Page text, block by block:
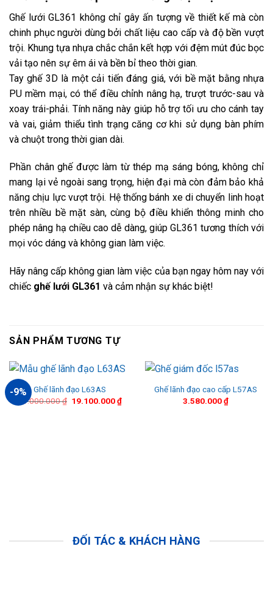
Ghế lưới GL361 không chỉ gây ấn tượng về thiết kế mà còn
chinh phục người dùng bởi chất liệu cao cấp và độ bền vượt
trội. Khung tựa nhựa chắc chắn kết hợp với đệm mút đúc bọc
vải tạo nên sự êm ái và bền bỉ theo thời gian.
Tay ghế 3D là một cải tiến đáng giá, với bề mặt bằng nhựa
PU mềm mại, có thể điều chỉnh nâng hạ, trượt trước-sau và
xoay trái-phải. Tính năng này giúp hỗ trợ tối ưu cho cánh tay
và vai, giảm thiểu tình trạng căng cơ khi sử dụng bàn phím
và chuột trong thời gian dài.
Phần chân ghế được làm từ thép mạ sáng bóng, không chỉ
mang lại vẻ ngoài sang trọng, hiện đại mà còn đảm bảo khả
năng chịu lực vượt trội. Hệ thống bánh xe di chuyển linh hoạt
trên nhiều bề mặt sàn, cùng bộ điều khiển thông minh cho
phép nâng hạ chiều cao dễ dàng, giúp GL361 tương thích với
mọi vóc dáng và không gian làm việc.
Hãy nâng cấp không gian làm việc của bạn ngay hôm nay với
chiếc ghế lưới GL361 và cảm nhận sự khác biệt!
SẢN PHẨM TƯƠNG TỰ
-9%
Ghế lãnh đạo L63AS
21.000.000₫ Giá
19.100.000₫Giá
Ghế lãnh đạo cao cấp L57AS
3.580.000₫
ĐỐI TÁC & KHÁCH HÀNG